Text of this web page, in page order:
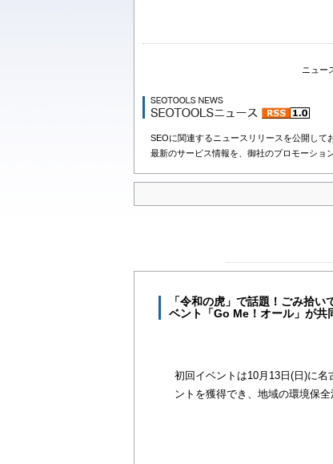
ニュー
SEOに関連するニュースリリースを公開して
最新のサービス情報を、御社のプロモーショ
「令和の虎」で話題！ごみ拾
ベント「Go Me！オール」が共
初回イベントは10月13日(日)に
ントを獲得でき、地域の環境保